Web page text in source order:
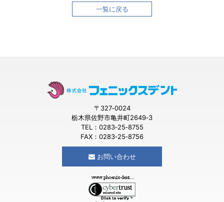
一覧に戻る
〒327‐0024
栃木県佐野市亀井町2649‐3
TEL：0283‐25‐8755
FAX：0283‐25‐8756
お問い合わせ